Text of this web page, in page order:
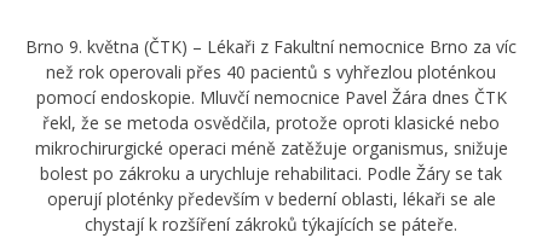
Brno 9. května (ČTK) – Lékaři z Fakultní nemocnice Brno za víc
než rok operovali přes 40 pacientů s vyhřezlou ploténkou
pomocí endoskopie. Mluvčí nemocnice Pavel Žára dnes ČTK
řekl, že se metoda osvědčila, protože oproti klasické nebo
mikrochirurgické operaci méně zatěžuje organismus, snižuje
bolest po zákroku a urychluje rehabilitaci. Podle Žáry se tak
operují ploténky především v bederní oblasti, lékaři se ale
chystají k rozšíření zákroků týkajících se páteře.